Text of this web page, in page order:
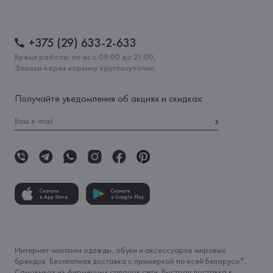
+375 (29) 633-2-633
Время работы: пн-вс с 09:00 до 21:00,
Заказы через корзину круглосуточно
Получайте уведомления об акциях и скидках:
Скачать
в App Store
Скачать
в Google Play
Интернет-магазин одежды, обуви и аксессуаров мировых
брендов. Бесплатная доставка с примеркой по всей Беларуси*.